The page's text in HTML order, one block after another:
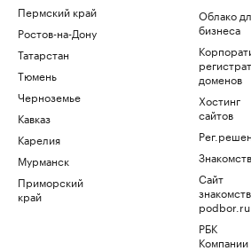
Пермский край
Ростов-на-Дону
Татарстан
Тюмень
Черноземье
Кавказ
Карелия
Мурманск
Приморский
край
Облако
бизнеса
доменов
Хостинг
сайтов
Сайт
знакомств
podbor.ru
РБК
Компании